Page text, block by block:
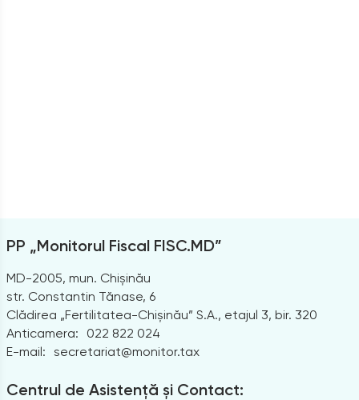
PP „Monitorul Fiscal FISC.MD”
MD-2005, mun. Chișinău
str. Constantin Tănase, 6
Clădirea „Fertilitatea-Chișinău” S.A., etajul 3, bir. 320
Anticamera:
022 822 024
E-mail: secretariat@monitor.tax
Centrul de Asistență și Contact: